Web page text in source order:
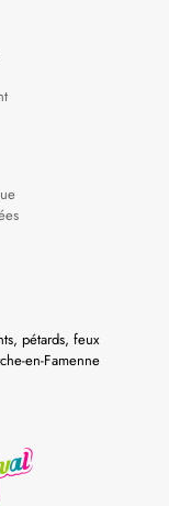
pétards, feux
en-Famenne